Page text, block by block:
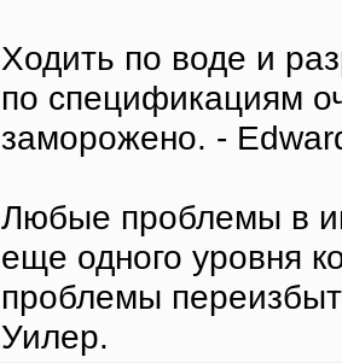
Ходить по воде и
по спецификациям
заморожено. -
Любые проблемы в
еще одного уровня
проблемы
Уилер.